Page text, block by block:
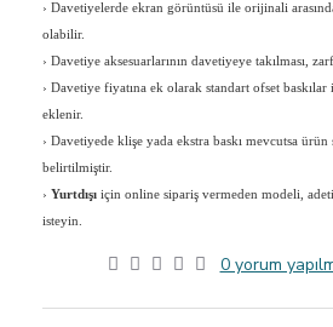
› Davetiyelerde ekran görüntüsü ile orijinali
olabilir.
› Davetiye aksesuarlarının davetiyeye takılması,
› Davetiye fiyatına ek olarak standart ofset baskılar
eklenir.
› Davetiyede klişe yada ekstra baskı mevcutsa ürün
belirtilmiştir.
› Yurtdışı için online sipariş vermeden modeli,
isteyin.
0 yorum